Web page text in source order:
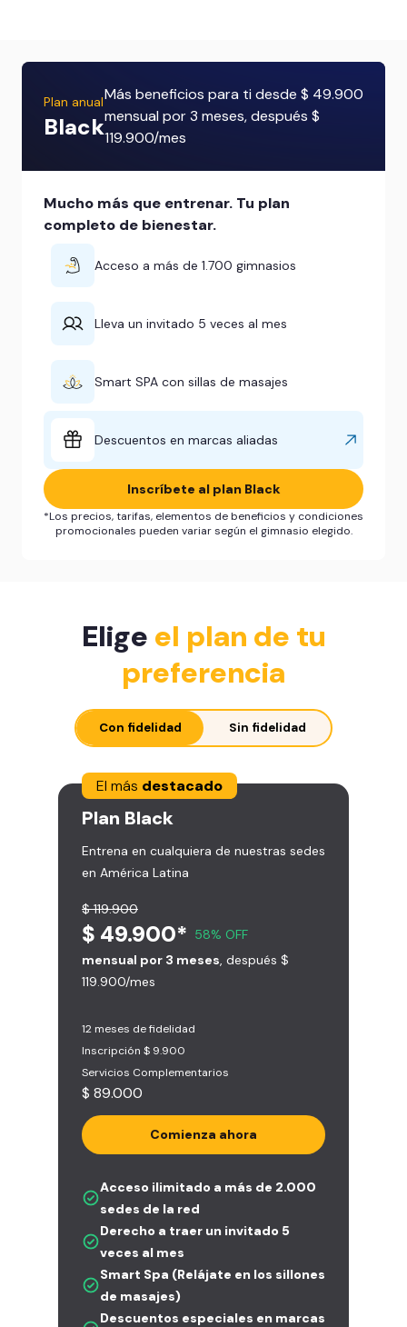
Plan anual
Black
Más beneficios para ti desde $ 49.900
mensual por 3 meses, después $
119.900/mes
Mucho más que entrenar. Tu plan
completo de bienestar.
Acceso a más de 1.700 gimnasios
Lleva un invitado 5 veces al mes
Smart SPA con sillas de masajes
Descuentos en marcas aliadas
Inscríbete al plan Black
*Los precios, tarifas, elementos de beneficios y condiciones
promocionales pueden variar según el gimnasio elegido.
Elige el plan de tu
preferencia
Con fidelidad Sin fidelidad
El más destacado
Plan Black
Entrena en cualquiera de nuestras sedes
en América Latina
$ 119.900
$ 49.900* 58% OFF
mensual por 3 meses , después $
119.900/mes
12 meses de fidelidad
Inscripción $ 9.900
Servicios Complementarios
$ 89.000
Comienza ahora
Acceso ilimitado a más de 2.000
sedes de la red
Derecho a traer un invitado 5
veces al mes
Smart Spa (Relájate en los sillones
de masajes)
Descuentos especiales en marcas